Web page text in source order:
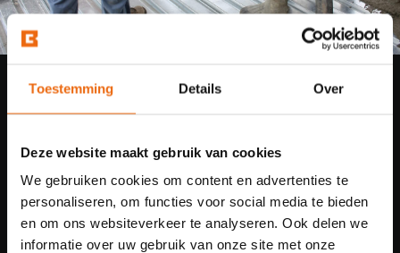
Toestemming Details Over
Deze website maakt gebruik van cookies
We gebruiken cookies om content en advertenties te
personaliseren, om functies voor social media te bieden
en om ons websiteverkeer te analyseren. Ook delen we
informatie over uw gebruik van onze site met onze
Goedkoop beton storten
op locatie
Snelle levering mogelijk